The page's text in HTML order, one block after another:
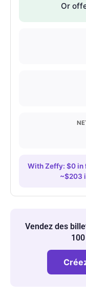
Or
With Zeffy: $0 in
~$203
Vendez des